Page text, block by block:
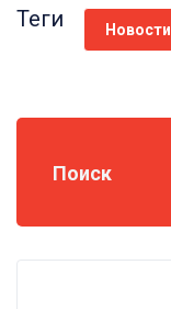
Теги
Поиск